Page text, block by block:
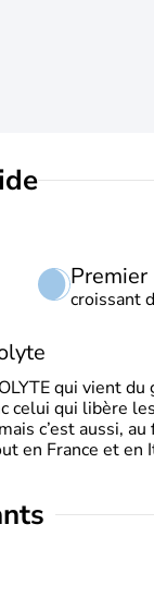
Premier
croissant
qui vient
celui qui libère
c’est aussi,
en France et en